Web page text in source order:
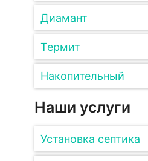
Диамант
Термит
Накопительный
Наши услуги
Установка септика